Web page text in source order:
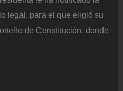
legal, para el que eligió su
de Constitución, donde